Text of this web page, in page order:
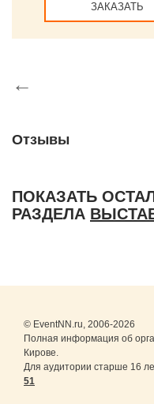
ЗАКАЗАТЬ
←
Отзывы
ПОКАЗАТЬ
РАЗДЕЛА
© EventNN.ru, 2006-2026
Полная информация об
Кирове.
Для аудитории старше 16
51